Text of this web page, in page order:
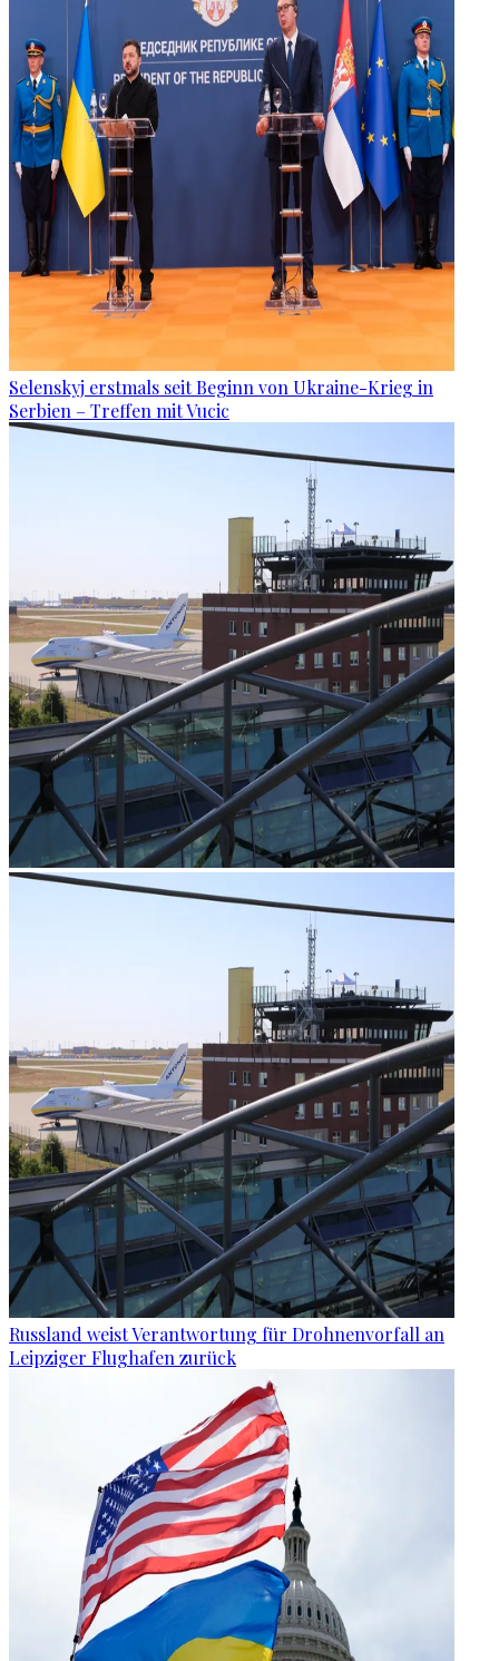
Selenskyj erstmals seit Beginn von Ukraine-Krieg in
Serbien – Treffen mit Vucic
Russland weist Verantwortung für Drohnenvorfall an
Leipziger Flughafen zurück